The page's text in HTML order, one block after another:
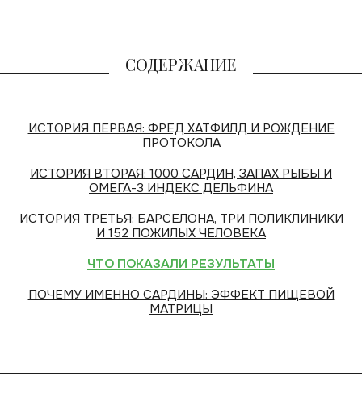
СОДЕРЖАНИЕ
ИСТОРИЯ ПЕРВАЯ: ФРЕД ХАТФИЛД И РОЖДЕНИЕ
ПРОТОКОЛА
ИСТОРИЯ ВТОРАЯ: 1000 САРДИН, ЗАПАХ РЫБЫ И
ОМЕГА-3 ИНДЕКС ДЕЛЬФИНА
ИСТОРИЯ ТРЕТЬЯ: БАРСЕЛОНА, ТРИ ПОЛИКЛИНИКИ
И 152 ПОЖИЛЫХ ЧЕЛОВЕКА
ЧТО ПОКАЗАЛИ РЕЗУЛЬТАТЫ
ПОЧЕМУ ИМЕННО САРДИНЫ: ЭФФЕКТ ПИЩЕВОЙ
МАТРИЦЫ